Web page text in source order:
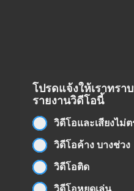
โปรดแจ้งให้เราทรา
รายงานวิดีโอนี้
วิดีโอและเสียงไม่
วิดีโอค้าง บางช่วง
วิดีโอติด